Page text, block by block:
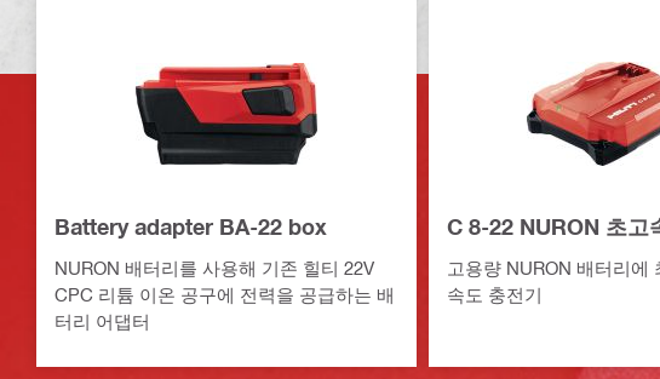
Battery adapter BA-22 box
NURON 배터리를 사용해 기존 힐티 22V
CPC 리튬 이온 공구에 전력을 공급하는 배
터리 어댑터
C 8-22 NURON 초고
고용량 NURON 배터리에
속도 충전기